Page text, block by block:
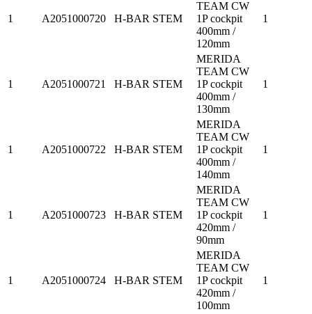
1 A2051000720 H-BAR STEM
TEAM CW
1P cockpit
400mm /
120mm
1
1 A2051000721 H-BAR STEM
MERIDA
TEAM CW
1P cockpit
400mm /
130mm
1
1 A2051000722 H-BAR STEM
MERIDA
TEAM CW
1P cockpit
400mm /
140mm
1
1 A2051000723 H-BAR STEM
MERIDA
TEAM CW
1P cockpit
420mm /
90mm
1
1 A2051000724 H-BAR STEM
MERIDA
TEAM CW
1P cockpit
420mm /
100mm
1